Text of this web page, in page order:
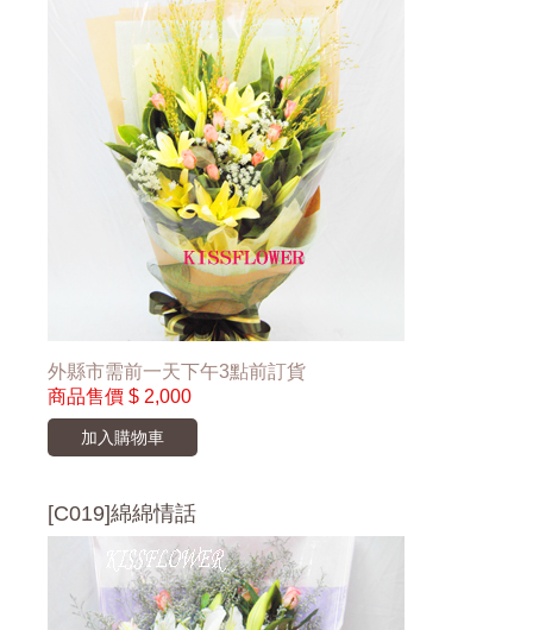
外縣市需前一天下午3點前訂貨
商品售價 $ 2,000
加入購物車
[C019]綿綿情話